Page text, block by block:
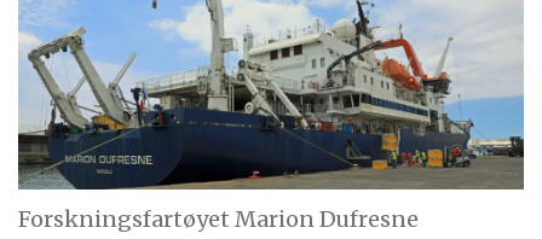
Forskningsfartøyet Marion Dufresne